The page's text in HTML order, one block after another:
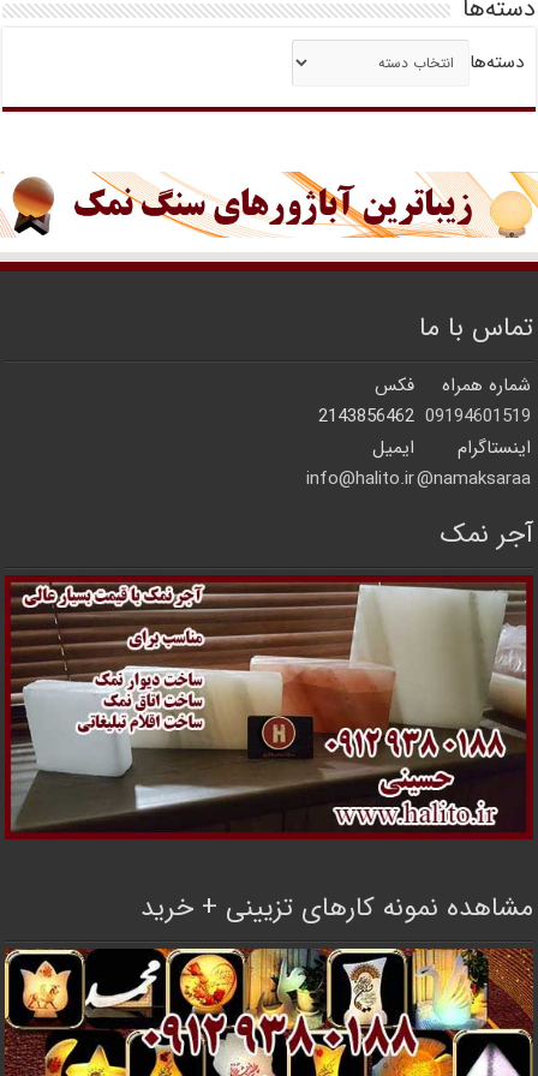
دسته‌ها
دسته‌ها
تماس با ما
شماره همراه
فکس
09194601519
2143856462
اینستاگرام
ایمیل
namaksaraa@
info@halito.ir
آجر نمک
مشاهده نمونه کارهای تزیینی + خرید